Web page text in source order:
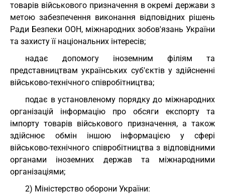
товарів військового призначення в окремі держави з
метою забезпечення виконання відповідних рішень
Ради Безпеки ООН, міжнародних зобов'язань України
та захисту її національних інтересів;
надає допомогу іноземним філіям та
представництвам українських суб'єктів у здійсненні
військово-технічного співробітництва;
подає в установленому порядку до міжнародних
організацій інформацію про обсяги експорту та
імпорту товарів військового призначення, а також
здійснює обмін іншою інформацією у сфері
військово-технічного співробітництва з відповідними
органами іноземних держав та міжнародними
організаціями;
2) Міністерство оборони України: